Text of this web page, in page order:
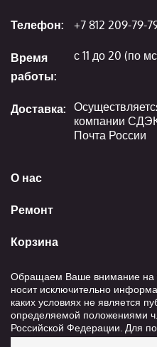
О нас
Ремонт
Корзина
Телефон: +7 812 209-79-
Время
работы:
с 11 до 20 (по
Доставка:
компании
Почта России
Обращаем Ваше внимание на
носит исключительно
каких условиях не является
определяемой положениями ч.
Российской Федерации. Для
информации о стоимости и